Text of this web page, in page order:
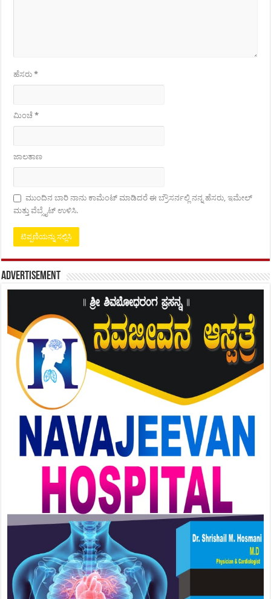
ಹೆಸರು*
ಮಿಂಚೆ*
ಜಾಲತಾಣ
ಮುಂದಿನ ಬಾರಿ ನಾನು ಕಾಮೆಂಟ್ ಮಾಡಿದರೆ ಈ ಬ್ರೌಸರ್ನಲ್ಲಿ ನನ್ನ ಹೆಸರು, ಇಮೇಲ್
ಮತ್ತು ವೆಬ್ಸೈಟ್ ಉಳಿಸಿ.
Advertisement